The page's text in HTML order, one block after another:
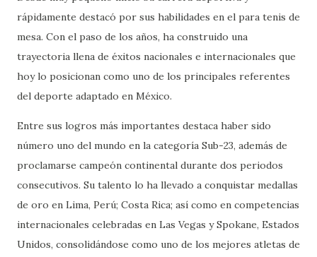
rápidamente destacó por sus habilidades en el para tenis de
mesa. Con el paso de los años, ha construido una
trayectoria llena de éxitos nacionales e internacionales que
hoy lo posicionan como uno de los principales referentes
del deporte adaptado en México.
Entre sus logros más importantes destaca haber sido
número uno del mundo en la categoría Sub-23, además de
proclamarse campeón continental durante dos periodos
consecutivos. Su talento lo ha llevado a conquistar medallas
de oro en Lima, Perú; Costa Rica; así como en competencias
internacionales celebradas en Las Vegas y Spokane, Estados
Unidos, consolidándose como uno de los mejores atletas de